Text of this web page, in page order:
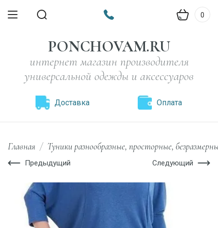
0
PONCHOVAM.RU
интернет магазин производителя
универсальной одежды и аксессуаров
Доставка Оплата
Главная / Туники разнообразные, просторные,
Предыдущий Следующий